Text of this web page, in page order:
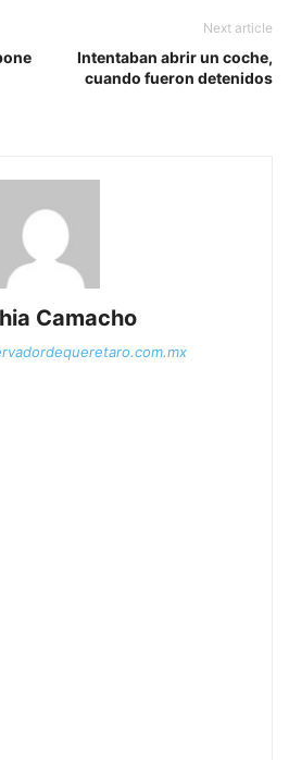
Next article
Intentaban abrir un coche,
cuando fueron detenidos
Camacho